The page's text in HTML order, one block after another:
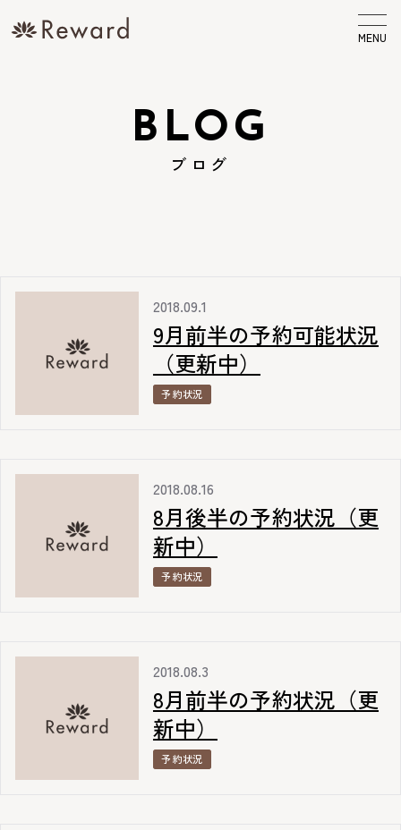
MENU
BLOG
ブログ
2018.09.1
9月前半の予約可能状況
（更新中）
予約状況
2018.08.16
8月後半の予約状況（更
新中）
予約状況
2018.08.3
8月前半の予約状況（更
新中）
予約状況